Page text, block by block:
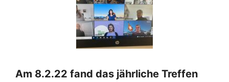
Am 8.2.22 fand das jährliche Treffen